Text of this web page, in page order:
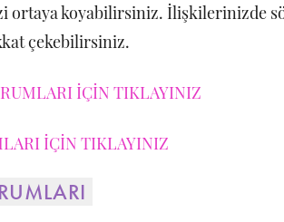
ortaya koyabilirsiniz. İlişkilerinizde
çekebilirsiniz.
İÇİN TIKLAYINIZ
İÇİN TIKLAYINIZ